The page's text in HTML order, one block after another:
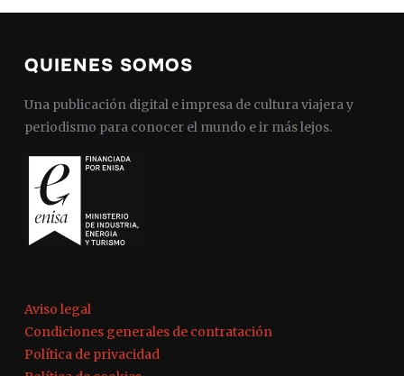
QUIENES SOMOS
Una publicación digital e impresa de cultura viajera y
periodismo para conocer el mundo e ir más lejos.
Aviso legal
Condiciones generales de contratación
Política de privacidad